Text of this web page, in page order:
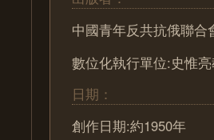
中國青年反共抗俄聯合
數位化執行單位:史惟
日期：
創作日期:約1950年